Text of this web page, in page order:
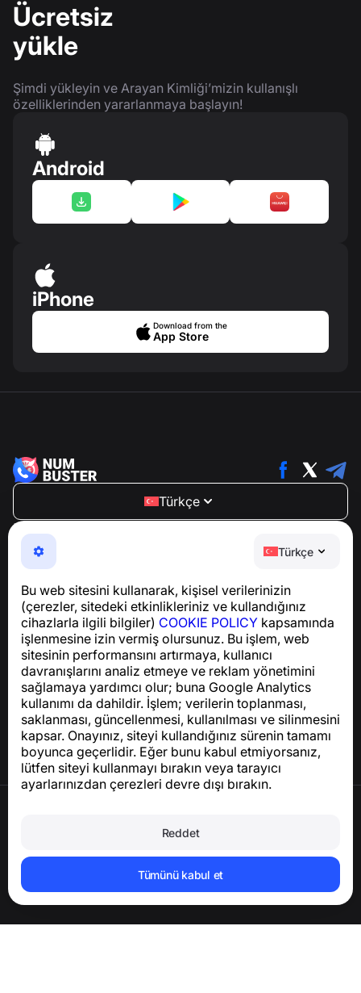
Türkçe
Bu web sitesini kullanarak, kişisel verilerinizin
(çerezler, sitedeki etkinlikleriniz ve kullandığınız
cihazlarla ilgili bilgiler) COOKIE POLICY kapsamında
işlenmesine izin vermiş olursunuz. Bu işlem, web
sitesinin performansını artırmaya, kullanıcı
davranışlarını analiz etmeye ve reklam yönetimini
sağlamaya yardımcı olur; buna Google Analytics
kullanımı da dahildir. İşlem; verilerin toplanması,
saklanması, güncellenmesi, kullanılması ve silinmesini
kapsar. Onayınız, siteyi kullandığınız sürenin tamamı
boyunca geçerlidir. Eğer bunu kabul etmiyorsanız,
lütfen siteyi kullanmayı bırakın veya tarayıcı
ayarlarınızdan çerezleri devre dışı bırakın.
Reddet
Tümünü kabul et
Ücretsiz
yükle
Şimdi yükleyin ve Arayan Kimliği’mizin kullanışlı
özelliklerinden yararlanmaya başlayın!
Android
iPhone
Download from the
App Store
Türkçe
NumBuster © 2013—2026 ·
Telefon dolandırıcılığına, spam’e ve istenmeyen
mesajlara karşı koruma sağlayan kullanımı kolay bir
GDPR uyumluluğu ile ilgili sorular için:
support@numbuster.com
Yardım Merkezi
Haberler ve Makaleler
Proje hakkında
İletişim
Hesabı ve kişisel verileri silin